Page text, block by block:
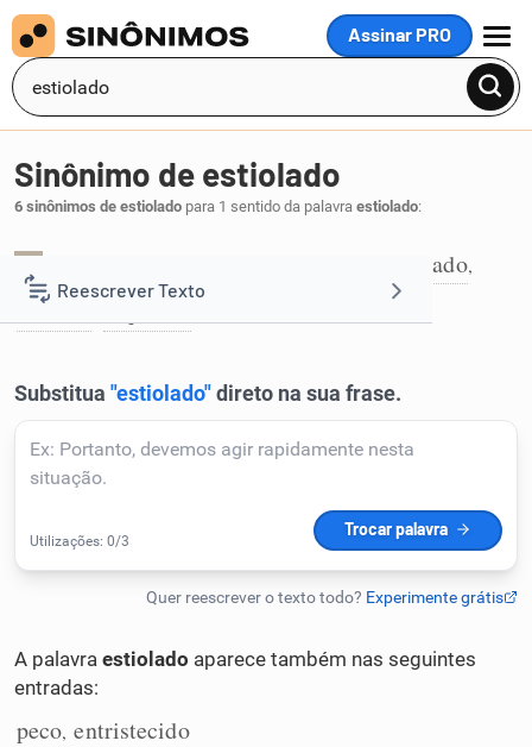
Assinar PRO
MENU
Reescrever Texto
Corrigir Texto
Detector de IA
Cata-letras
Sinônimo de estiolado
6 sinônimos de estiolado para 1 sentido da palavra estiolado:
fanado,
murcho
A palavra estiolado aparece também nas seguintes
entradas:
peco, entristecido